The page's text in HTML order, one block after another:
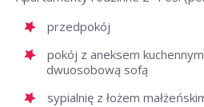
przedpokój
pokój z aneksem
dwuosobową sofą
sypialnię z łożem